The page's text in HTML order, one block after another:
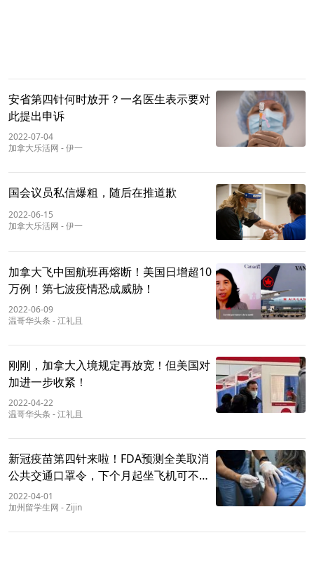
安省第四针何时放开？一名医生表示要对
此提出申诉
2022-07-04
加拿大乐活网 -伊一
国会议员私信爆粗，随后在推道歉
2022-06-15
加拿大乐活网 -伊一
加拿大飞中国航班再熔断！美国日增超10
万例！第七波疫情恐成威胁！
2022-06-09
温哥华头条 -江礼且
刚刚，加拿大入境规定再放宽！但美国对
加进一步收紧！
2022-04-22
温哥华头条 -江礼且
新冠疫苗第四针来啦！FDA预测全美取消
公共交通口罩令，下个月起坐飞机可不戴
口罩
2022-04-01
加州留学生网 -Zijin